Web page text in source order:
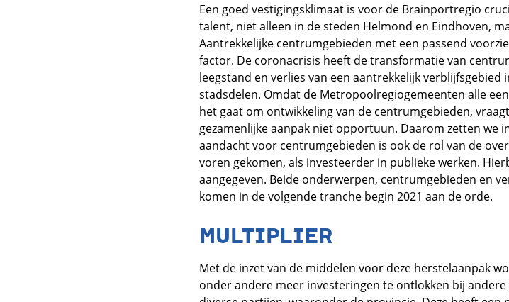
Een goed vestigingsklimaat is voor de Brainportregio
talent, niet alleen in de steden Helmond en Eindhoven,
Aantrekkelijke centrumgebieden met een passend
factor. De coronacrisis heeft de transformatie van
leegstand en verlies van een aantrekkelijk verblijfsgebied
stadsdelen. Omdat de Metropoolregiogemeenten alle
het gaat om ontwikkeling van de centrumgebieden,
gezamenlijke aanpak niet opportuun. Daarom zetten we
aandacht voor centrumgebieden is ook de rol van de
voren gekomen, als investeerder in publieke werken.
aangegeven. Beide onderwerpen, centrumgebieden en
komen in de volgende tranche begin 2021 aan de orde.
MULTIPLIER
Met de inzet van de middelen voor deze herstelaanpak
onder andere meer investeringen te ontlokken bij